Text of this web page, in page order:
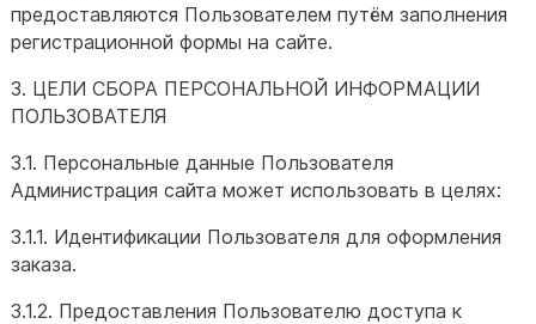
предоставляются Пользователем путём заполнения
регистрационной формы на сайте.
3. ЦЕЛИ СБОРА ПЕРСОНАЛЬНОЙ ИНФОРМАЦИИ
ПОЛЬЗОВАТЕЛЯ
3.1. Персональные данные Пользователя
Администрация сайта может использовать в целях:
3.1.1. Идентификации Пользователя для оформления
заказа.
3.1.2. Предоставления Пользователю доступа к